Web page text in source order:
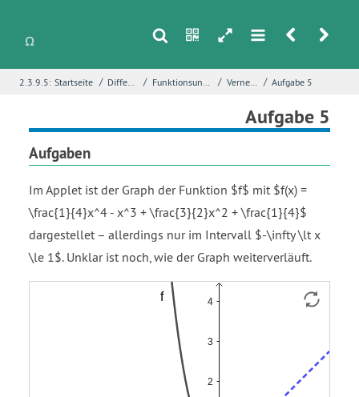
s n h m r u
2.3.9.5: Startseite / Differentialrechnung / Funktionsuntersuchungen mit Ableitungen / Vernetzende Übungen / Aufgabe 5
Aufgabe 5
Aufgaben
Im Applet ist der Graph der Funktion $f$ mit $f(x) =
\frac{1}{4}x^4 - x^3 + \frac{3}{2}x^2 + \frac{1}{4}$
dargestellet – allerdings nur im Intervall $-\infty \lt x
\le 1$. Unklar ist noch, wie der Graph weiterverläuft.
Seite*